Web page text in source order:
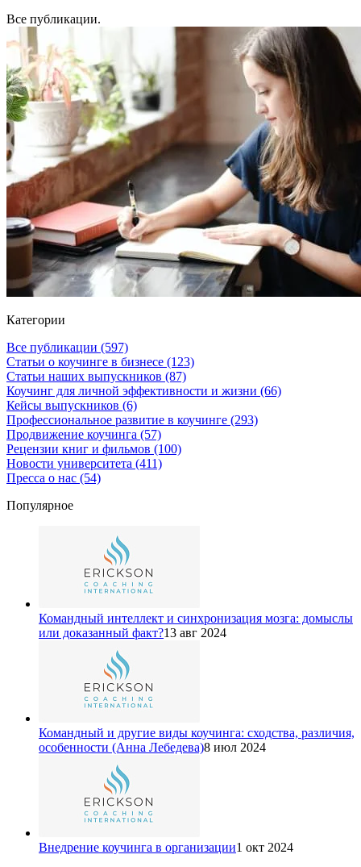
Все публикации.
Категории
Все публикации (597)
Статьи о коучинге в бизнесе (123)
Статьи наших выпускников (87)
Коучинг для личной эффективности и жизни (66)
Кейсы выпускников (6)
Профессиональное развитие в коучинге (293)
Продвижение коучинга (57)
Рецензии книг и фильмов (100)
Новости университета (411)
Пресса о нас (54)
Популярное
Командный интеллект и синхронизация мозга: домыслы
или доказанный факт?13 авг 2024
Командный и другие виды коучинга: сходства, различия,
особенности (Анна Лебедева)8 июл 2024
Внедрение коучинга в организации1 окт 2024